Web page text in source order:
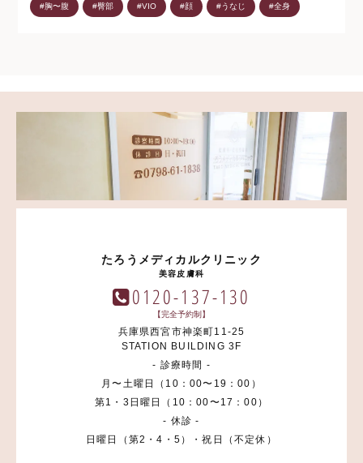
#胸〜腹 #臀部 #VIO #顔 #うなじ #全身
たろうメディカルクリニック
美容皮膚科
0120-137-130
【完全予約制】
兵庫県西宮市神楽町11-25
STATION BUILDING 3F
- 診療時間 -
月〜土曜日（10：00〜19：00）
第1・3日曜日（10：00〜17：00）
- 休診 -
日曜日（第2・4・5）・祝日（不定休）